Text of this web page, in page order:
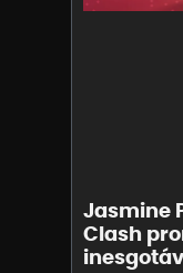
Jasmine
Clash